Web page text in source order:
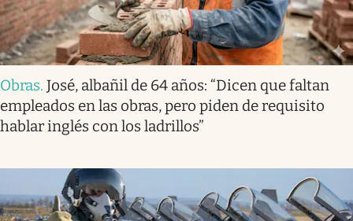
Obras. José, albañil de 64 años: “Dicen que faltan
empleados en las obras, pero piden de requisito
hablar inglés con los ladrillos”